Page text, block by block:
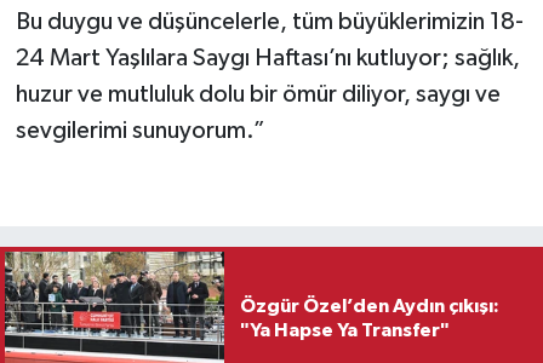
Bu duygu ve düşüncelerle, tüm büyüklerimizin 18-
24 Mart Yaşlılara Saygı Haftası’nı kutluyor; sağlık,
huzur ve mutluluk dolu bir ömür diliyor, saygı ve
sevgilerimi sunuyorum.”
Özgür Özel’den Aydın çıkışı:
"Ya Hapse Ya Transfer"